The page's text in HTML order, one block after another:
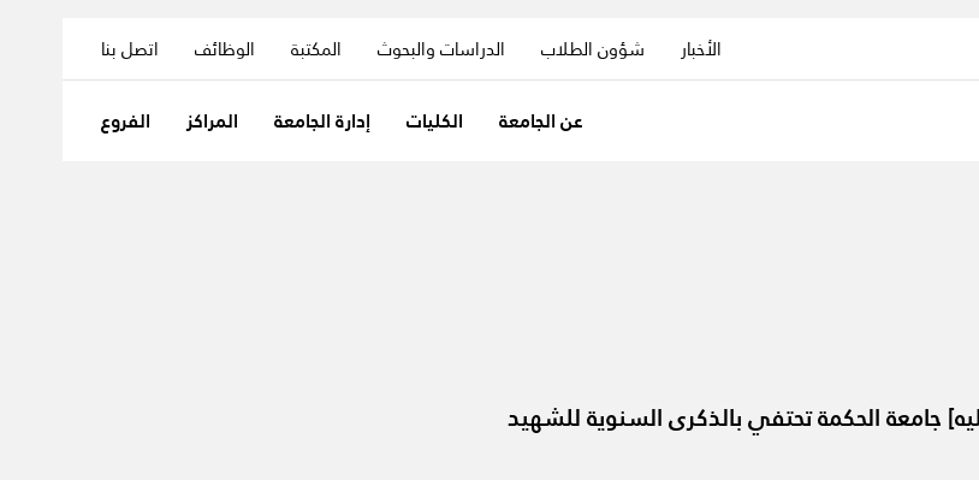
الأخبار شؤون الطلاب الدراسات والبحوث المكتبة الوظائف اتصل بنا
عن الجامعة الكليات إدارة الجامعة المراكز الفروع
جامعة الحكمة تحتفي بالذكرى السنوية للشهيد